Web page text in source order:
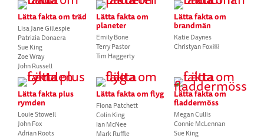
Lätta fakta om träd
Lisa Jane Gillespie
Patrizia Donaera
Sue King
Zoe Wray
John Russell
Lätta fakta om
planeter
Emily Bone
Terry Pastor
Tim Haggerty
Lätta fakta om
brandmän
Katie Daynes
Christyan Fox￼
Lätta fakta plus
rymden
Louie Stowell
John Fox
Adrian Roots
Lätta fakta om flyg
Fiona Patchett
Colin King
Ian McNee
Mark Ruffle
Lätta fakta om
fladdermöss
Megan Cullis
Connie McLennan
Sue King